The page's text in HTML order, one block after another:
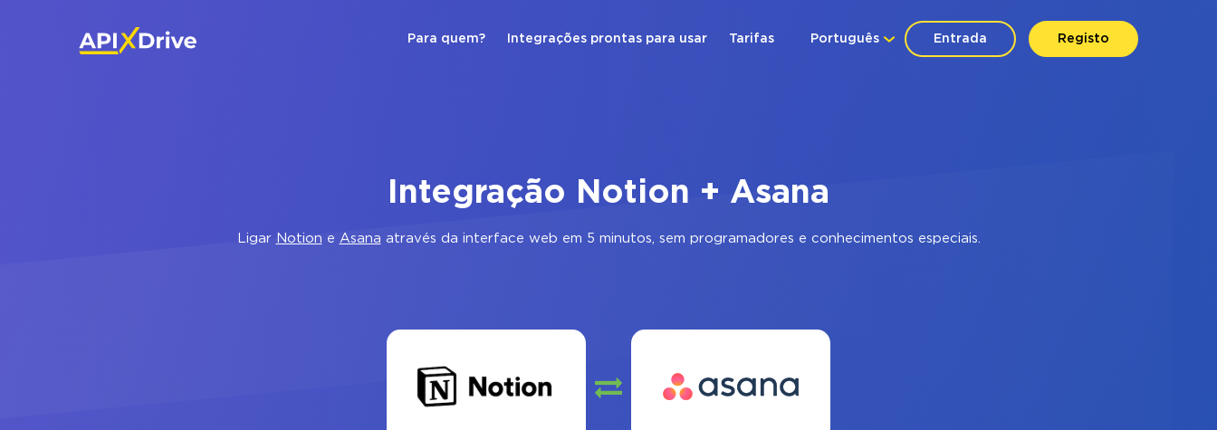
Entrada Registo
Português
Para quem? Integrações prontas para usar Tarifas
Integração Notion + Asana
Ligar Notion e Asana através da interface web em 5 minutos, sem programadores e conhecimentos especiais.